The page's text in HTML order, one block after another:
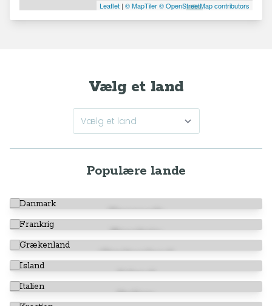
30
45
Leaflet | © MapTiler© OpenStreetMap contributors
Vælg et land
Populære lande
Danmark
Frankrig
Grækenland
Island
Italien